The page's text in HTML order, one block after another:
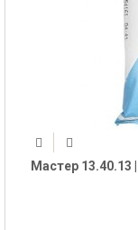
Мастер 13.40.13